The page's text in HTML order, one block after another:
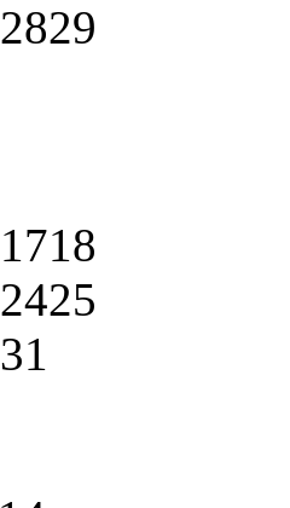
2829
1718
2425
31